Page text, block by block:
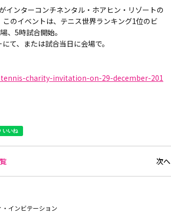
インターコンチネンタル・ホアヒン・リゾートの
のイベントは、テニス世界ランキング1位のビ
、5時試合開始。
て、または試合当日に会場で。
charity-invitation-on-29-december-201
次へ
インビテーション